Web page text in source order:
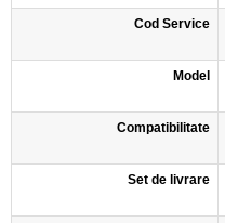
Cod Service
Model
Compatibilitate
Set de livrare